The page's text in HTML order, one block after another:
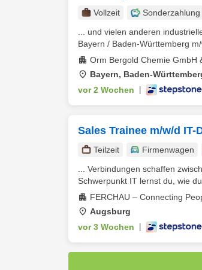
Vollzeit
Sonderzahlung
... und vielen anderen
Bayern / Baden-Württemberg
Orm Bergold Chemie GmbH
Bayern, Baden-
vor 2 Wochen
Sales Trainee m/w/d
Teilzeit Firmenwagen
... Verbindungen schaffen
Schwerpunkt IT lernst du, wie
FERCHAU – Connecting
Augsburg
vor 3 Wochen